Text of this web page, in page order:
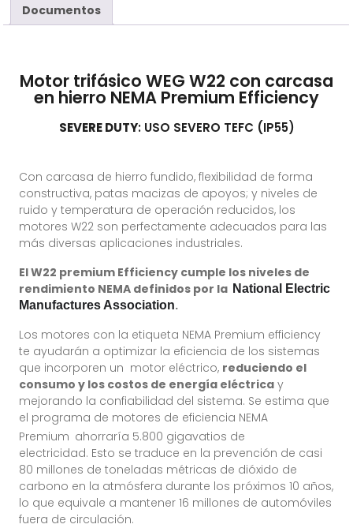
Documentos
Motor trifásico WEG W22 con carcasa
en hierro NEMA Premium Efficiency
SEVERE DUTY: USO SEVERO TEFC (IP55)
Con carcasa de hierro fundido, flexibilidad de forma
constructiva, patas macizas de apoyos; y niveles de
ruido y temperatura de operación reducidos, los
motores W22 son perfectamente adecuados para las
más diversas aplicaciones industriales.
El W22 premium Efficiency cumple los niveles de
rendimiento NEMA definidos por la National Electric
Manufactures Association.
Los motores con la etiqueta NEMA Premium efficiency
te ayudarán a optimizar la eficiencia de los sistemas
que incorporen un motor eléctrico, reduciendo el
consumo y los costos de energía eléctrica y
mejorando la confiabilidad del sistema. Se estima que
el programa de motores de eficiencia NEMA
Premium ahorraría 5.800 gigavatios de
electricidad. Esto se traduce en la prevención de casi
80 millones de toneladas métricas de dióxido de
carbono en la atmósfera durante los próximos 10 años,
lo que equivale a mantener 16 millones de automóviles
fuera de circulación.